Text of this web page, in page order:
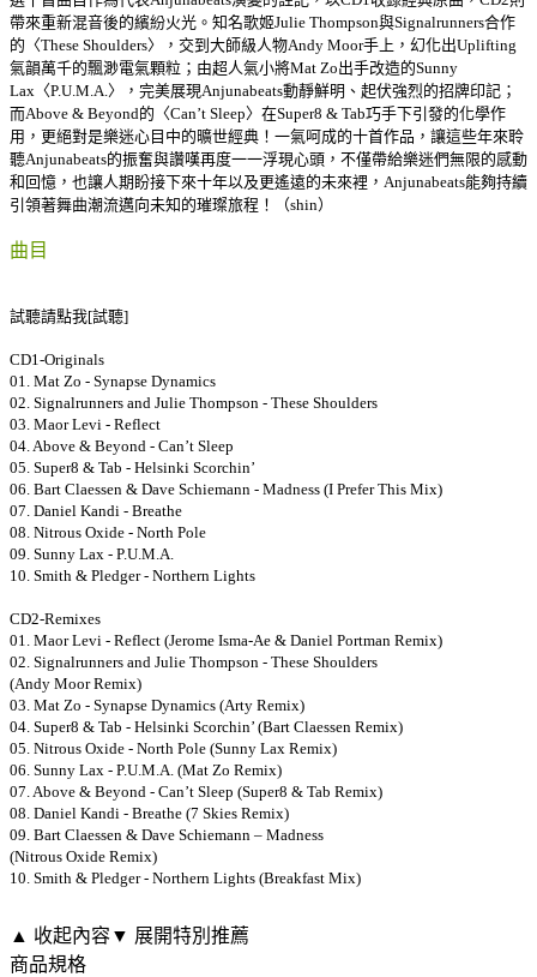
帶來重新混音後的繽紛火光。知名歌姬Julie Thompson與Signalrunners合作
的〈These Shoulders〉，交到大師級人物Andy Moor手上，幻化出Uplifting
氣韻萬千的飄渺電氣顆粒；由超人氣小將Mat Zo出手改造的Sunny
Lax〈P.U.M.A.〉，完美展現Anjunabeats動靜鮮明、起伏強烈的招牌印記；
而Above & Beyond的〈Can’t Sleep〉在Super8 & Tab巧手下引發的化學作
用，更絕對是樂迷心目中的曠世經典！一氣呵成的十首作品，讓這些年來聆
聽Anjunabeats的振奮與讚嘆再度一一浮現心頭，不僅帶給樂迷們無限的感動
和回憶，也讓人期盼接下來十年以及更遙遠的未來裡，Anjunabeats能夠持續
引領著舞曲潮流邁向未知的璀璨旅程！（shin）
曲目
試聽請點我[試聽]
CD1-Originals
01. Mat Zo - Synapse Dynamics
02. Signalrunners and Julie Thompson - These Shoulders
03. Maor Levi - Reflect
04. Above & Beyond - Can’t Sleep
05. Super8 & Tab - Helsinki Scorchin’
06. Bart Claessen & Dave Schiemann - Madness (I Prefer This Mix)
07. Daniel Kandi - Breathe
08. Nitrous Oxide - North Pole
09. Sunny Lax - P.U.M.A.
10. Smith & Pledger - Northern Lights
CD2-Remixes
01. Maor Levi - Reflect (Jerome Isma-Ae & Daniel Portman Remix)
02. Signalrunners and Julie Thompson - These Shoulders
(Andy Moor Remix)
03. Mat Zo - Synapse Dynamics (Arty Remix)
04. Super8 & Tab - Helsinki Scorchin’ (Bart Claessen Remix)
05. Nitrous Oxide - North Pole (Sunny Lax Remix)
06. Sunny Lax - P.U.M.A. (Mat Zo Remix)
07. Above & Beyond - Can’t Sleep (Super8 & Tab Remix)
08. Daniel Kandi - Breathe (7 Skies Remix)
09. Bart Claessen & Dave Schiemann – Madness
(Nitrous Oxide Remix)
10. Smith & Pledger - Northern Lights (Breakfast Mix)
▲ 收起內容▼ 展開特別推薦
商品規格